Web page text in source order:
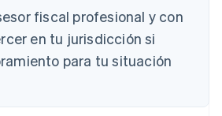
fiscal profesional y con
en tu jurisdicción si
para tu situación